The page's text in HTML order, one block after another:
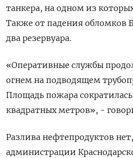
‍танкера, на одном из
Также от падения обломков
два резервуара.
«Оперативные службы
огнем на подводящем
‍Площадь пожара сократилась
квадратных ‌метров», -
Разлива нефтепродуктов
администрации